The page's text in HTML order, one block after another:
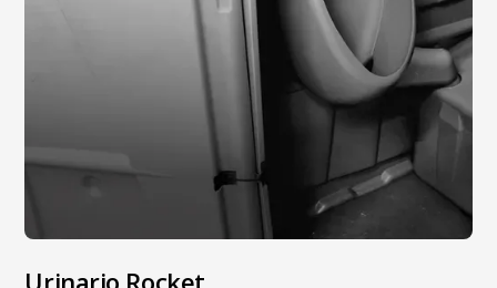
Urinario Rocket